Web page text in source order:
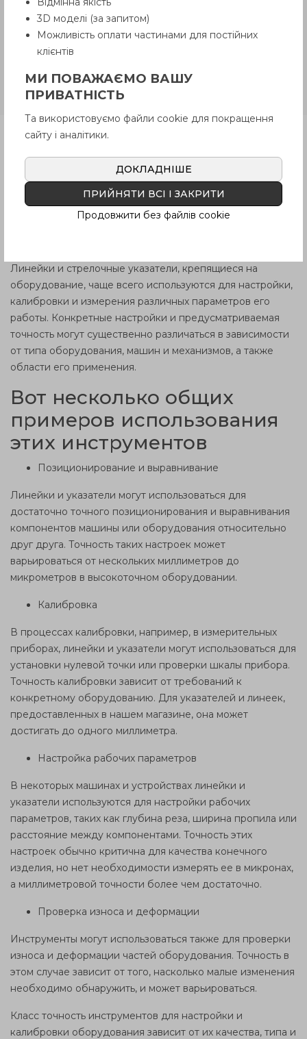
расположены горизонтально/вертикально; отсчет
прямой/обратный/или от середины в обе стороны.
Высоко стойкая шкала с защитным пленочным
и нержавеющая сталь. Для отображения положения -
индикаторные стрелки и указатели.
СФЕРЫ ПРИМЕНЕНИЯ
ЛИНЕЕК И УКАЗАТЕЛЕЙ
ЕLESA+GANTER,
ДОПУСТИМЫЕ
ПОГРЕШНОСТИ ПРИ ИХ
Линейки и стрелочные указатели, крепящиеся на
оборудование, чаще всего используются для настройки,
калибровки и измерения различных параметров его
работы. Конкретные настройки и предусматриваемая
точность могут существенно различаться в зависимости
от типа оборудования, машин и механизмов, а также
области его применения.
Вот несколько общих
примеров использования
этих инструментов
Позиционирование и выравнивание
Линейки и указатели могут использоваться для
достаточно точного позиционирования и выравнивания
компонентов машины или оборудования относительно
друг друга. Точность таких настроек может
варьироваться от нескольких миллиметров до
микрометров в высокоточном оборудовании.
Калибровка
В процессах калибровки, например, в измерительных
приборах, линейки и указатели могут использоваться для
установки нулевой точки или проверки шкалы прибора.
Точность калибровки зависит от требований к
конкретному оборудованию. Для указателей и линеек,
предоставленных в нашем магазине, она может
достигать до одного миллиметра.
Настройка рабочих параметров
В некоторых машинах и устройствах линейки и
указатели используются для настройки рабочих
параметров, таких как глубина реза, ширина пропила или
расстояние между компонентами. Точность этих
настроек обычно критична для качества конечного
изделия, но нет необходимости измерять ее в микронах,
а миллиметровой точности более чем достаточно.
Проверка износа и деформации
Инструменты могут использоваться также для проверки
износа и деформации частей оборудования. Точность в
этом случае зависит от того, насколько малые изменения
необходимо обнаружить, и может варьироваться.
Класс точность инструментов для настройки и
калибровки оборудования зависит от их качества, типа и
3D моделі (за запитом)
Можливість оплати частинами для постійних
клієнтів
МИ ПОВАЖАЄМО ВАШУ
ПРИВАТНІСТЬ
Та використовуємо файли cookie для покращення
сайту і аналітики.
ДОКЛАДНІШЕ
ПРИЙНЯТИ ВСІ І ЗАКРИТИ
Продовжити без файлів cookie